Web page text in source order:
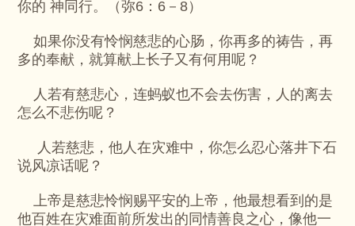
你的 神同行。（弥6：6－8）
如果你没有怜悯慈悲的心肠，你再多的祷告，再
多的奉献，就算献上长子又有何用呢？
人若有慈悲心，连蚂蚁也不会去伤害，人的离去
怎么不悲伤呢？
人若慈悲，他人在灾难中，你怎么忍心落井下石
说风凉话呢？
上帝是慈悲怜悯赐平安的上帝，他最想看到的是
他百姓在灾难面前所发出的同情善良之心，像他一